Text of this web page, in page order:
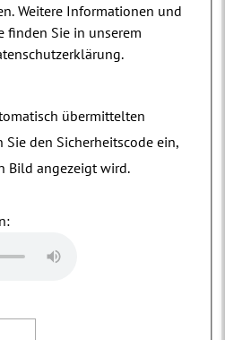
Weitere Informationen und
finden Sie in unserem
übermittelten
Sie den Sicherheitscode ein,
Bild angezeigt wird.